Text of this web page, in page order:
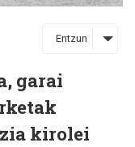
Entzun
garai
kirolei